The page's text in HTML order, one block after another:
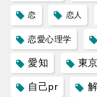
恋 恋人
恋愛心理学
愛知 東京
自己pr